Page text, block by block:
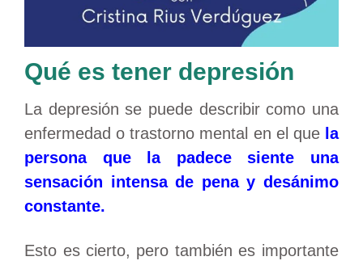
Qué es tener depresión
La depresión se puede describir como una
enfermedad o trastorno mental en el que la
persona que la padece siente una
sensación intensa de pena y desánimo
constante.
Esto es cierto, pero también es importante